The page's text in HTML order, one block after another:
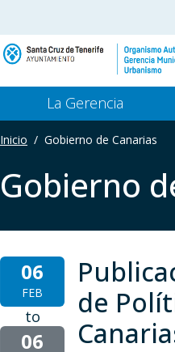
Main Menu
La Gerencia
Inicio Gobierno de Canarias
Gobierno
06
FEB
to
06
de